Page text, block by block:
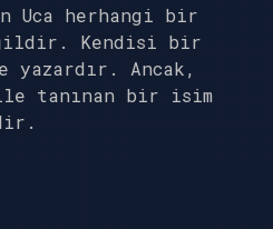
Uca herhangi bir
Kendisi bir
yazardır. Ancak,
ile tanınan bir isim